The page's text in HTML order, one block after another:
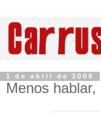
1 de abril de 2009
Menos